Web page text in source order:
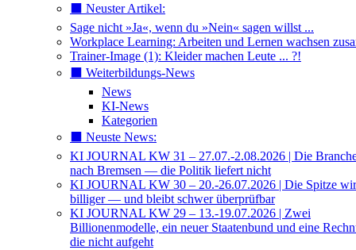
⬛️ Neuster Artikel:
Sage nicht »Ja«, wenn du »Nein« sagen willst ...
Workplace Learning: Arbeiten und Lernen wachsen
Trainer-Image (1): Kleider machen Leute ... ?!
⬛️ Weiterbildungs-News
News
KI-News
Kategorien
⬛️ Neuste News:
KI JOURNAL KW 31 – 27.07.-2.08.2026 | Die
nach Bremsen — die Politik liefert nicht
KI JOURNAL KW 30 – 20.-26.07.2026 | Die Spitze
billiger — und bleibt schwer überprüfbar
KI JOURNAL KW 29 – 13.-19.07.2026 | Zwei
Billionenmodelle, ein neuer Staatenbund und eine
die nicht aufgeht